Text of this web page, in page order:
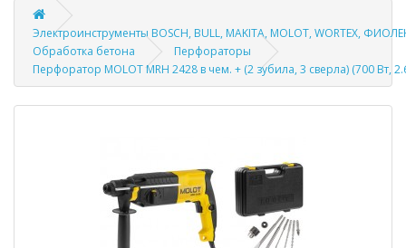
Электроинструменты BOSCH, BULL, MAKITA, MOLOT, WORTEX,
Обработка бетона
Перфораторы
Перфоратор MOLOT MRH 2428 в чем. + (2 зубила, 3 сверла) (700 Вт,